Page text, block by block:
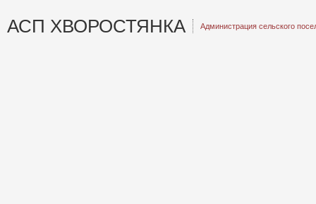
АСП ХВОРОСТЯНКА Администрация сельского